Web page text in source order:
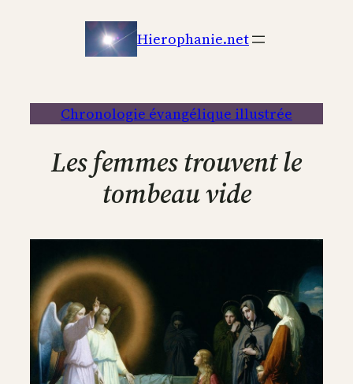
Hierophanie.net
Chronologie évangélique illustrée
Les femmes trouvent le
tombeau vide